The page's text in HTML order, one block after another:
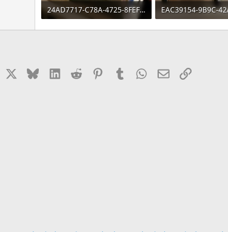
24AD7717-C78A-4725-8FEF-4C1F2D119A21.jpg
26,4 KB · Aufrufe: 93
30,9 KB · Aufrufe: 72
FacebookX (Twitter)
BlueskyLinkedInReddit PinterestTumblr WhatsApp
E-MailLink